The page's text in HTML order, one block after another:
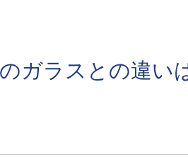
ガラスとの違い